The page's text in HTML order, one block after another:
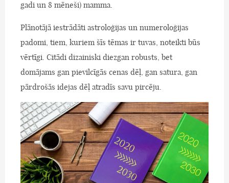
gadi un 8 mēneši) mamma.
Plānotājā iestrādāti astroloģijas un numeroloģijas
padomi, tiem, kuriem šīs tēmas ir tuvas, noteikti būs
vērtīgi. Citādi dizainiski diezgan robusts, bet
domājams gan pievilcīgās cenas dēļ, gan satura, gan
pārdrošās idejas dēļ atradīs savu pircēju.